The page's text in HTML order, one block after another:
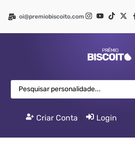
oi@premiobiscoito.com
Criar Conta Login